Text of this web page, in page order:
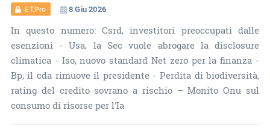
ET.Pro 8 Giu 2026
In questo numero: Csrd, investitori preoccupati dalle
esenzioni - Usa, la Sec vuole abrogare la disclosure
climatica - Iso, nuovo standard Net zero per la finanza -
Bp, il cda rimuove il presidente - Perdita di biodiversità,
rating del credito sovrano a rischio – Monito Onu sul
consumo di risorse per l'Ia